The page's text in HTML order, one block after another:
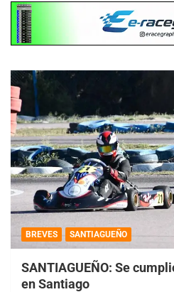
BREVES SANTIAGUEÑO
SANTIAGUEÑO: Se
en Santiago